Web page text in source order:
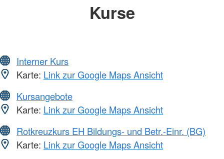
Kurse
Interner Kurs
Karte: Link zur Google Maps Ansicht
Kursangebote
Karte: Link zur Google Maps Ansicht
Rotkreuzkurs EH Bildungs- und Betr.-Einr. (BG)
Karte: Link zur Google Maps Ansicht